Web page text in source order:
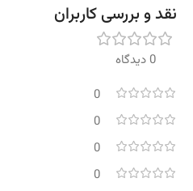
نقد و بررسی کاربران
0 دیدگاه
0
0
0
0